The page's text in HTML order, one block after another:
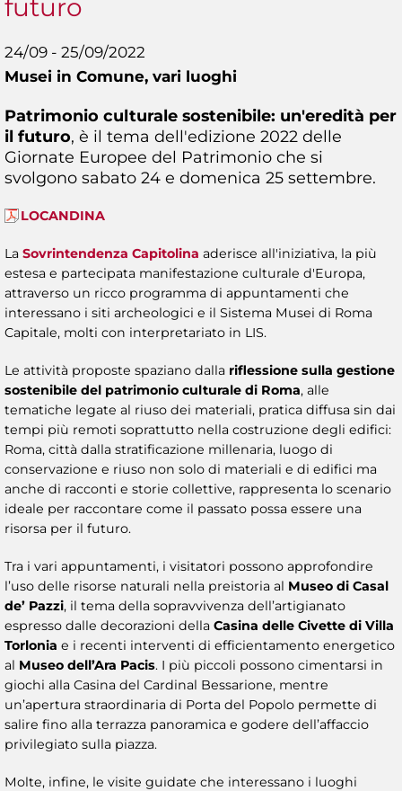
futuro
24/09 - 25/09/2022
Musei in Comune, vari luoghi
Patrimonio culturale sostenibile: un'eredità per
il futuro, è il tema dell'edizione 2022 delle
Giornate Europee del Patrimonio che si
svolgono sabato 24 e domenica 25 settembre.
LOCANDINA
La Sovrintendenza Capitolina aderisce all'iniziativa, la più
estesa e partecipata manifestazione culturale d'Europa,
attraverso un ricco programma di appuntamenti che
interessano i siti archeologici e il Sistema Musei di Roma
Capitale, molti con interpretariato in LIS.
Le attività proposte spaziano dalla riflessione sulla gestione
sostenibile del patrimonio culturale di Roma, alle
tematiche legate al riuso dei materiali, pratica diffusa sin dai
tempi più remoti soprattutto nella costruzione degli edifici:
Roma, città dalla stratificazione millenaria, luogo di
conservazione e riuso non solo di materiali e di edifici ma
anche di racconti e storie collettive, rappresenta lo scenario
ideale per raccontare come il passato possa essere una
risorsa per il futuro.
Tra i vari appuntamenti, i visitatori possono approfondire
l’uso delle risorse naturali nella preistoria al Museo di Casal
de’ Pazzi, il tema della sopravvivenza dell’artigianato
espresso dalle decorazioni della Casina delle Civette di Villa
Torlonia e i recenti interventi di efficientamento energetico
al Museo dell’Ara Pacis. I più piccoli possono cimentarsi in
giochi alla Casina del Cardinal Bessarione, mentre
un’apertura straordinaria di Porta del Popolo permette di
salire fino alla terrazza panoramica e godere dell’affaccio
privilegiato sulla piazza.
Molte, infine, le visite guidate che interessano i luoghi